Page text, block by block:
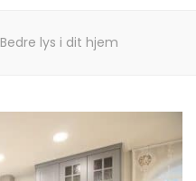
Bedre lys i dit hjem